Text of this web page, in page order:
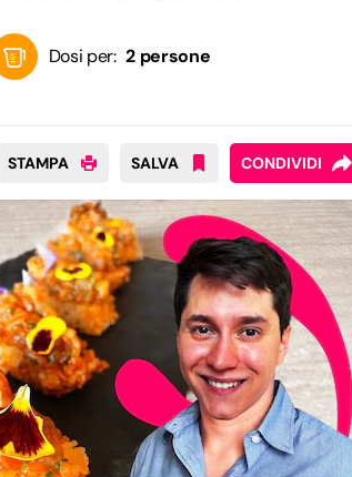
Dosi per: 2 persone
STAMPA SALVA CONDIVIDI